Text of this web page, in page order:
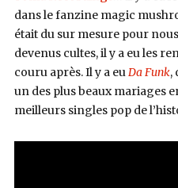
dans le fanzine magic
était du sur mesure pour nous
devenus cultes, il y a eu les
couru après. Il y a euDa Funk,
un des plus beaux mariages
meilleurs singles pop de